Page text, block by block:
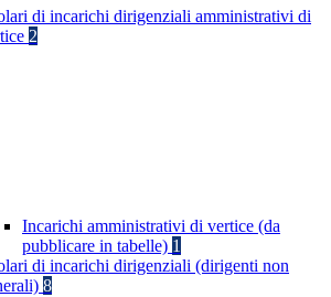
di incarichi dirigenziali amministrativi di
2
Incarichi amministrativi di vertice (da
pubblicare in tabelle) 1
di incarichi dirigenziali (dirigenti non
8